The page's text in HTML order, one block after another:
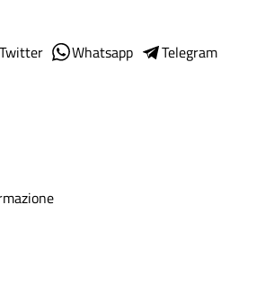
Twitter Whatsapp
Telegram